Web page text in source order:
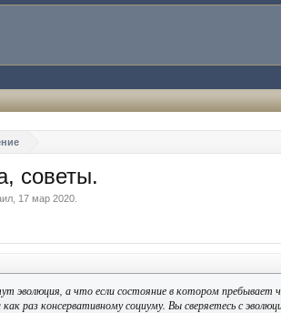
советы.
17 мар 2020
эволюция, а что если состояние в котором пребывает
раз консервативному социуму. Вы сверяетесь с